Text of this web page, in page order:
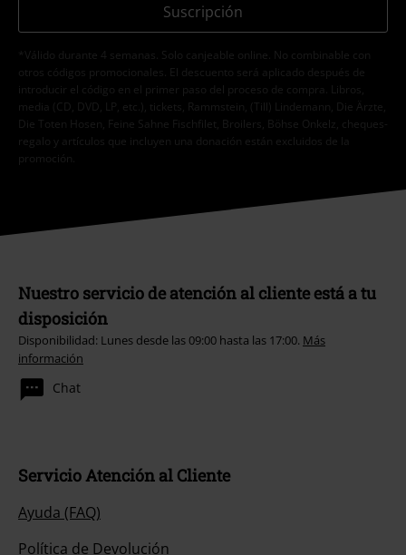
Suscripción
*Válido durante 4 semanas. Solo canjeable online. No combinable con
otros códigos promocionales. El descuento será aplicado después de
introducir el código en el primer paso del proceso de compra. Libros,
media (CD, DVD, LP, etc.), tickets, Rammstein, (Till) Lindemann, Die Ärzte,
Die Toten Hosen, Feine Sahne Fischfilet, Broilers, Böhse Onkelz, cheques-
regalo y artículos que incluyen una donación están excluidos de la
promoción.
Nuestro servicio de atención al cliente está a tu
disposición
Disponibilidad: Lunes desde las 09:00 hasta las 17:00. Más
información
Chat
Servicio Atención al Cliente
Ayuda (FAQ)
Política de Devolución